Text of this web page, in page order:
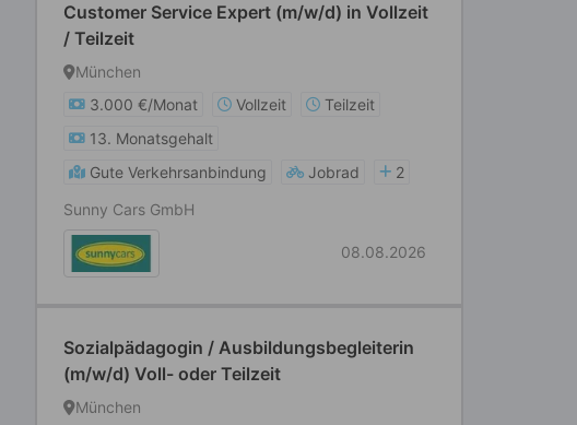
Customer Service Expert (m/w/d) in Vollzeit
/ Teilzeit
München
3.000 €/Monat
Vollzeit
Teilzeit
13. Monatsgehalt
Gute Verkehrsanbindung
Jobrad
2
Sunny Cars GmbH
08.08.2026
Sozialpädagogin / Ausbildungsbegleiterin
(m/w/d) Voll- oder Teilzeit
München